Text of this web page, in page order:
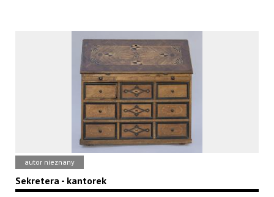
autor nieznany
Sekretera - kantorek